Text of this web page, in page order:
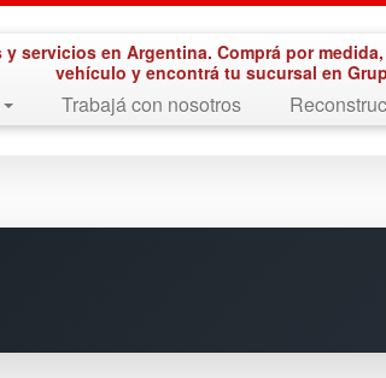
y servicios en Argentina. Comprá por
vehículo y encontrá tu sucursal en
Trabajá con nosotros